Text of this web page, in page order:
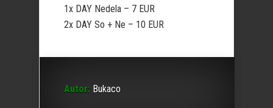
1x DAY Nedela – 7 EUR
2x DAY So + Ne – 10 EUR
Autor: Bukaco